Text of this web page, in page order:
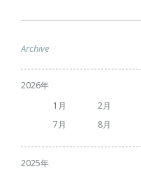
Archive
2026
1
2
7
8
2025